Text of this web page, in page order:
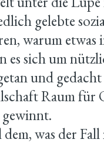
gelebte
warum etwas
es sich um
und
Raum für
was der